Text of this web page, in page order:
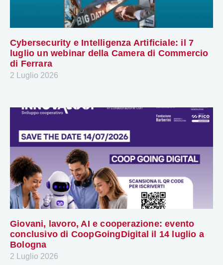
Cybersecurity e Intelligenza Artificiale: il 7
luglio un webinar della Camera di Commercio
di Ferrara
2 Luglio 2026
Giovani, lavoro, AI e cooperazione: evento
conclusivo di CoopGoingDigital il 14 luglio a
Bologna
2 Luglio 2026